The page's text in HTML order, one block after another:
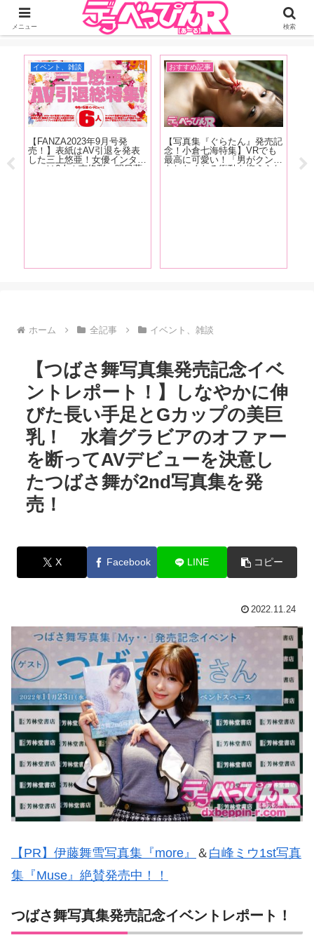
ジーオーティーが運営するちょっとHなニュースサイ。サイト内のリンクには
DMMアフィリエイトが含まれているものがあります
盛
、
イベント、雑談
【FANZA2023年9月号発
売！】表紙はAV引退を発表
した三上悠亜！女優インタビ
ューは6人！南條彩、明日葉
おすすめ記事
【写真集『ぐらたん』発売記
念！小倉七海特集】VRでも
最高に可愛い！「男がクンニ
をしたくなる衝動を抑えられ
の
ハ
ホーム 全記事 イベント、雑談
【つばさ舞写真集発売記念イベ
ントレポート！】しなやかに伸
びた長い手足とGカップの美巨
乳！ 水着グラビアのオファー
を断ってAVデビューを決意し
たつばさ舞が2nd写真集を発
売！
X Facebook LINE コピー
2022.11.24
【PR】伊藤舞雪写真集『more』 ＆ 白峰ミウ1st写真
集『Muse』絶賛発売中！！
つばさ舞写真集発売記念イベントレポート！
メニュー 検索